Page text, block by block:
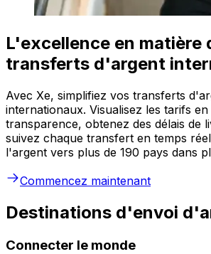
L'excellence en matière
transferts d'argent
Avec Xe, simplifiez vos transferts
internationaux. Visualisez les tarifs
transparence, obtenez des délais de
suivez chaque transfert en temps
l'argent vers plus de 190 pays dans
Commencez maintenant
Destinations d'envoi
Connecter le monde